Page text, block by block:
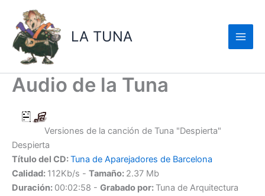
contenido
LA TUNA
Audio de la Tuna
Versiones de la canción de Tuna "Despierta"
Despierta
Título del CD:Tuna de Aparejadores de Barcelona
Calidad: 112Kb/s - Tamaño: 2.37 Mb
Duración: 00:02:58 - Grabado por: Tuna de Arquitectura